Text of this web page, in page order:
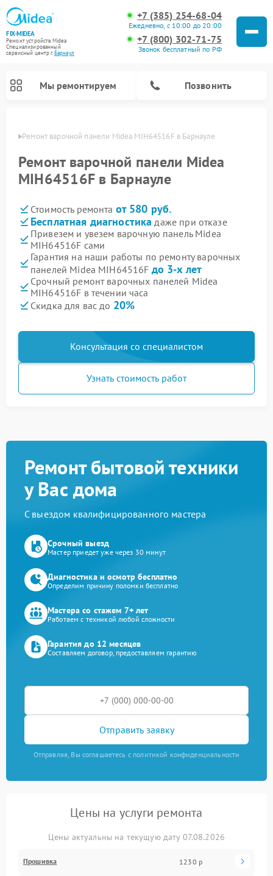
FIX-MIDEA
Ремонт устройств Midea
Специализированный
cервисный центр г.Барнаул
+7 (385) 254-68-04
Ежедневно, с 10:00 до 20:00
+7 (800) 302-71-75
Звонок бесплатный по РФ
Мы ремонтируем Позвонить
Ремонт варочной панели Midea MIH64516F в Барнауле
Ремонт варочной панели Midea
MIH64516F в Барнауле
Стоимость ремонта от 580 руб.
Бесплатная диагностика даже при отказе
Привезем и увезем варочную панель Midea
MIH64516F сами
Гарантия на наши работы по ремонту варочных
панелей Midea MIH64516F до 3-х лет
Срочный ремонт варочных панелей Midea
MIH64516F в течении часа
Скидка для вас до 20%
Консультация со специалистом
Узнать стоимость работ
Ремонт бытовой техники
у Вас дома
С выездом квалифицированного мастера
Срочный выезд
Мастер приедет уже через 30 минут
Диагностика и осмотр бесплатно
Определим причину поломки бесплатно
Мастера со стажем 7+ лет
Работаем с техникой любой сложности
Гарантия до 12 месяцев
Составляем договор, предоставляем гарантию
Отправить заявку
Отправляя, Вы соглашаетесь с политикой конфиденциальности
Цены на услуги ремонта
Цены актуальны на текущую дату 07.08.2026
Прошивка 1230 р